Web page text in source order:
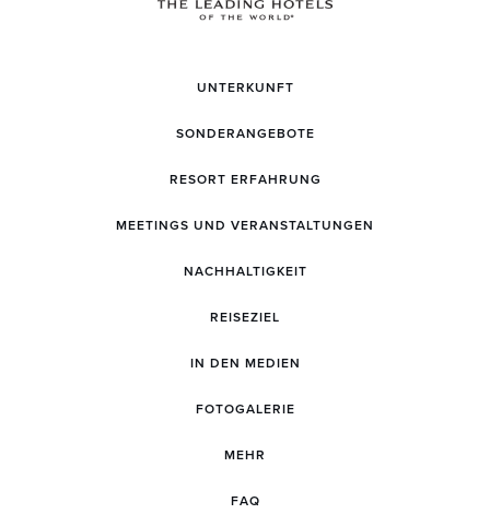
UNTERKUNFT
SONDERANGEBOTE
RESORT ERFAHRUNG
MEETINGS UND VERANSTALTUNGEN
NACHHALTIGKEIT
REISEZIEL
IN DEN MEDIEN
FOTOGALERIE
MEHR
FAQ